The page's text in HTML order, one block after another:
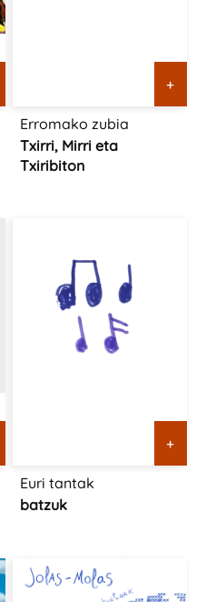
+
Erromako zubia
Txirri, Mirri eta
Txiribiton
+
Euri tantak
batzuk